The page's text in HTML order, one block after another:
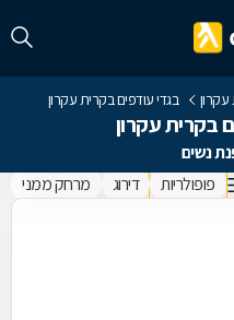
בגדי עודפים בקרית עקרון
בקרית עקרון
פופולריות דירוג מרחק ממני